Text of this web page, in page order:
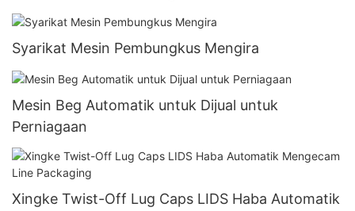
Syarikat Mesin Pembungkus Mengira
Mesin Beg Automatik untuk Dijual untuk
Perniagaan
Xingke Twist-Off Lug Caps LIDS Haba Automatik